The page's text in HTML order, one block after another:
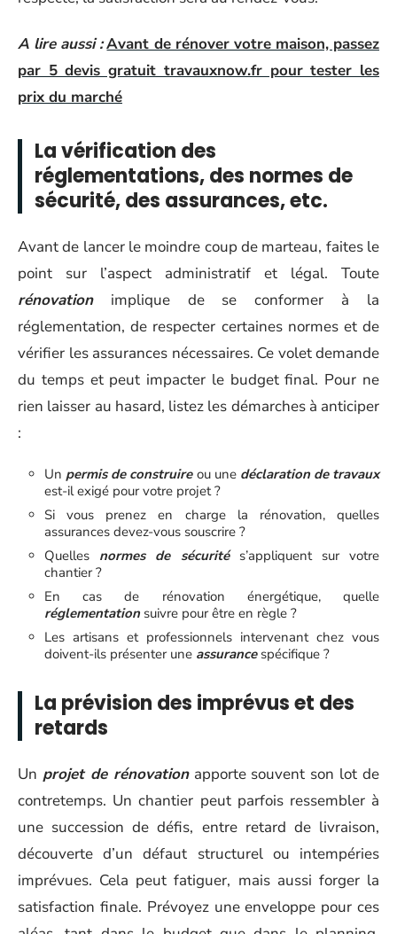
A lire aussi :Avant de rénover votre maison, passez
par 5 devis gratuit travauxnow.fr pour tester les
prix du marché
La vérification des
réglementations, des normes de
sécurité, des assurances, etc.
Avant de lancer le moindre coup de marteau, faites le
point sur l’aspect administratif et légal. Toute
rénovationimplique de se conformer à la
réglementation, de respecter certaines normes et de
vérifier les assurances nécessaires. Ce volet demande
du temps et peut impacter le budget final. Pour ne
rien laisser au hasard, listez les démarches à anticiper
:
Unpermis de construireou une déclaration de travaux
est-il exigé pour votre projet ?
Si vous prenez en charge la rénovation, quelles
assurances devez-vous souscrire ?
Quelles normes de sécurités’appliquent sur votre
chantier ?
En cas de rénovation énergétique, quelle
réglementation suivre pour être en règle ?
Les artisans et professionnels intervenant chez vous
doivent-ils présenter une assurancespécifique ?
La prévision des imprévus et des
retards
Un projet de rénovationapporte souvent son lot de
contretemps. Un chantier peut parfois ressembler à
une succession de défis, entre retard de livraison,
découverte d’un défaut structurel ou intempéries
imprévues. Cela peut fatiguer, mais aussi forger la
satisfaction finale. Prévoyez une enveloppe pour ces